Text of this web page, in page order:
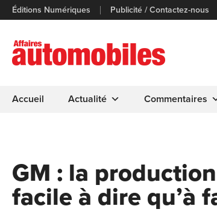
Éditions Numériques Publicité / Contactez-nous
Accueil Actualité Commentaires
GM : la
facile à dire qu’à